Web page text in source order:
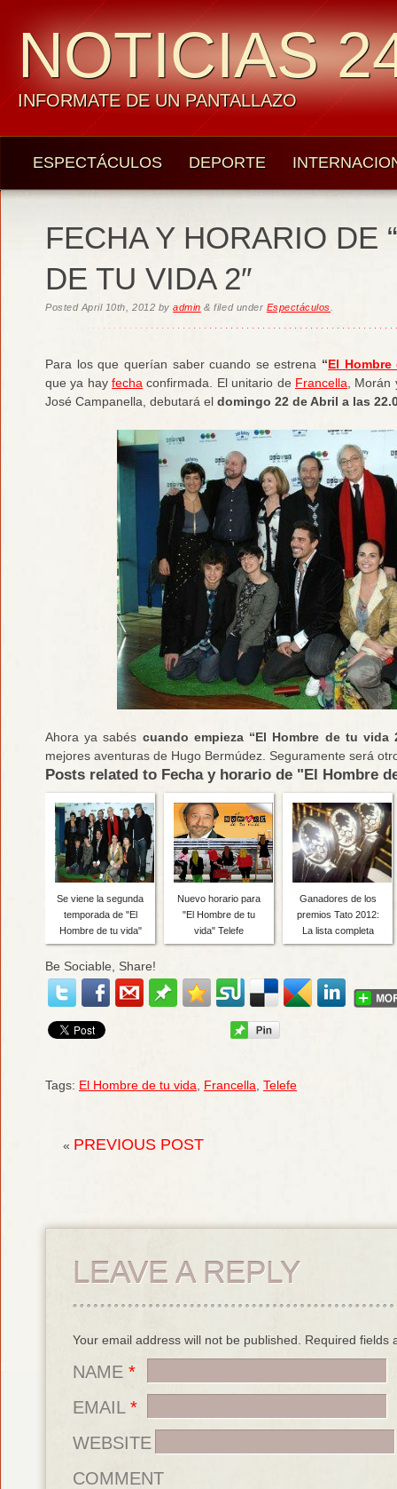
NOTICIAS
INFORMATE DE UN PANTALLAZO
ESPECTÁCULOS DEPORTE
FECHA Y HORARIO DE
DE TU VIDA 2″
Posted April 10th, 2012 byadmin & filed under Espectáculos
Para los que querían saber cuando se estrena “El
que ya hayfecha confirmada. El unitario de Francella ,
José Campanella, debutará el domingo 22 de Abril a las
Ahora ya sabés cuando empieza “El Hombre de tu vida
mejores aventuras de Hugo Bermúdez. Seguramente será
Posts related to Fecha y horario de "El Hombre
Se viene la segunda
temporada de "El
Hombre de tu vida"
Nuevo horario para
"El Hombre de tu
vida" Telefe
Ganadores de los
premios Tato 2012:
La lista completa
Be Sociable, Share!
Tags: El Hombre de tu vida Francella Telefe
« PREVIOUS POST
LEAVE A REPLY
Your email address will not be published. Required fields
NAME *
EMAIL *
WEBSITE
COMMENT